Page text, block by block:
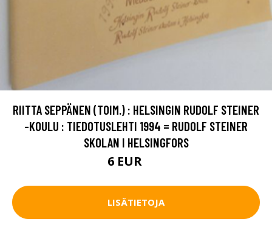
RIITTA SEPPÄNEN (TOIM.) : HELSINGIN RUDOLF STEINER
-KOULU : TIEDOTUSLEHTI 1994 = RUDOLF STEINER
SKOLAN I HELSINGFORS
6 EUR
LISÄTIETOJA